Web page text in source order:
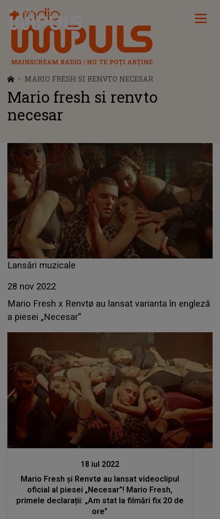
Radio Impuls
MARIO FRESH SI RENVTO NECESAR
Mario fresh si renvto
necesar
Lansări muzicale
28 nov 2022
Mario Fresh x Renvtø au lansat varianta în engleză
a piesei „Necesar”
Lansări muzicale
18 iul 2022
Mario Fresh și Renvtø au lansat videoclipul
oficial al piesei „Necesar”! Mario Fresh,
primele declarații: „Am stat la filmări fix 20 de
ore”